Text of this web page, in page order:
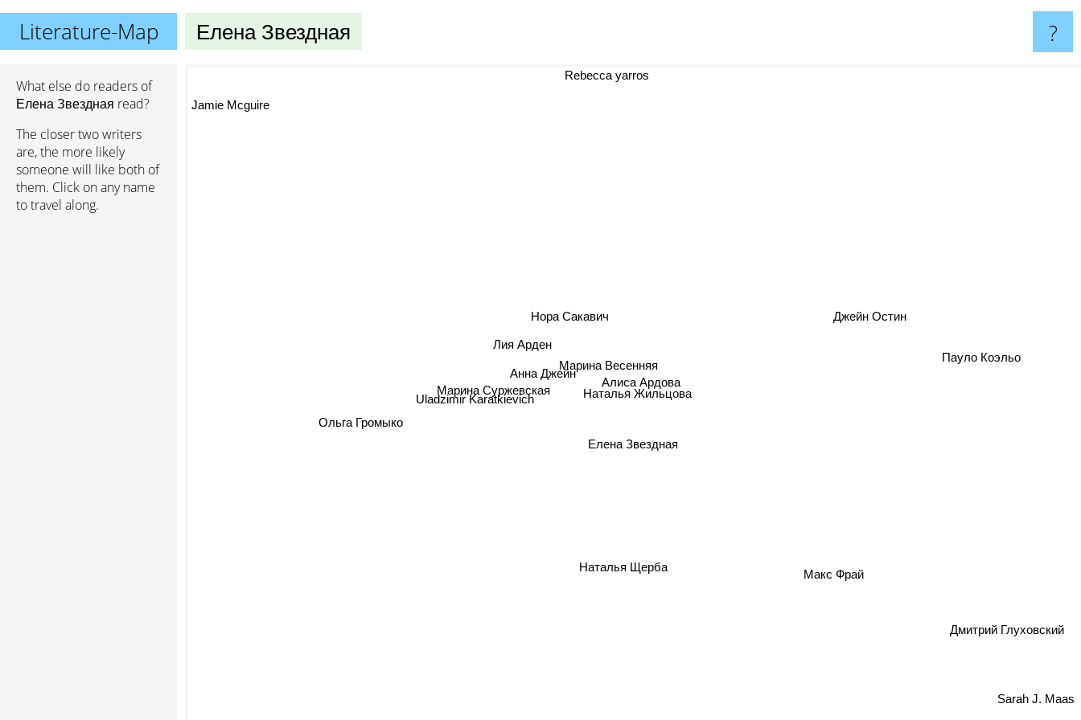
Literature-Map Елена Звездная ?
What else do readers of
Елена Звездная read?
The closer two writers
are, the more likely
someone will like both of
them. Click on any name
to travel along.
Елена Звездная
Алиса Ардова
Наталья Жильцова
Марина Весенняя
Лия Арден
Марина Суржевская
Анна Джейн
Наталья Щерба
Джейн Остин
Нора Сакавич
Uladzimir Karatkievich
Ольга Громыко
Макс Фрай
Пауло Коэльо
Дмитрий Глуховский
Rebecca yarros
Jamie Mcguire
Sarah J. Maas